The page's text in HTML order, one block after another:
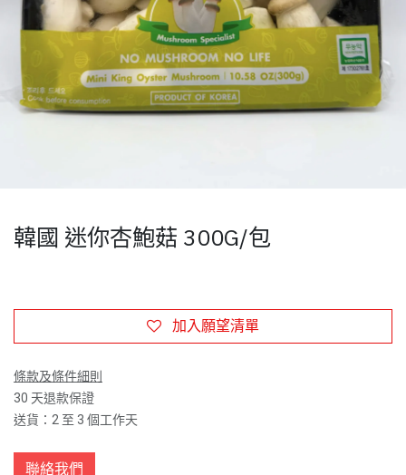
韓國 迷你杏鮑菇 300G/包
加入願望清單
條款及條件細則
30 天退款保證
送貨：2 至 3 個工作天
聯絡我們